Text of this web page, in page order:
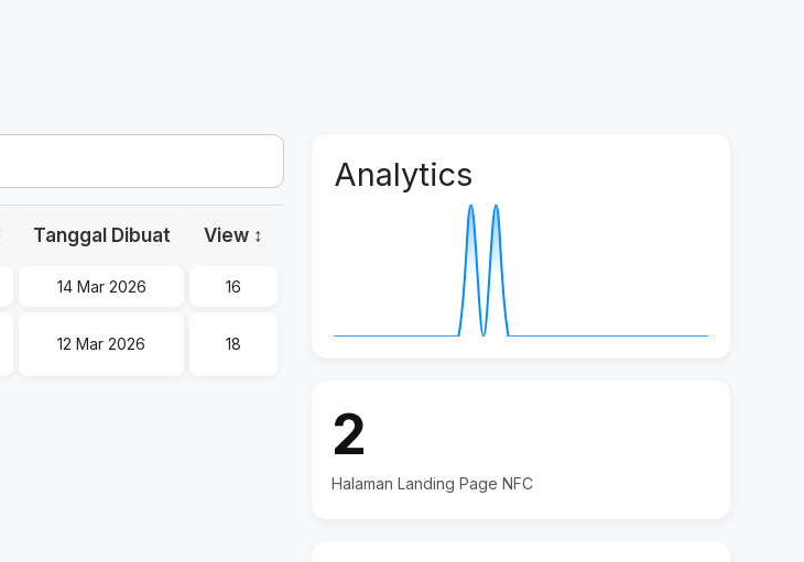
Tanggal Dibuat View ↕
14 Mar 2026 16
12 Mar 2026 18
Analytics
2
Halaman Landing Page NFC